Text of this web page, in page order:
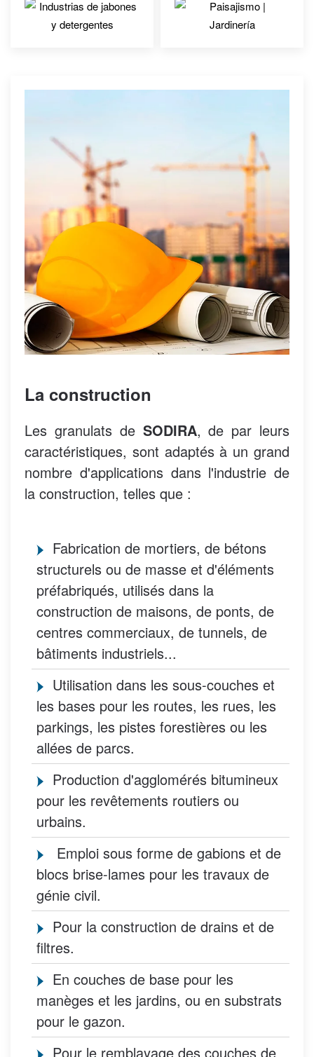
La construction
Les granulats de SODIRA, de par leurs
caractéristiques, sont adaptés à un grand
nombre d'applications dans l'industrie de
la construction, telles que :
Fabrication de mortiers, de bétons
structurels ou de masse et d'éléments
préfabriqués, utilisés dans la
construction de maisons, de ponts, de
centres commerciaux, de tunnels, de
bâtiments industriels...
Utilisation dans les sous-couches et
les bases pour les routes, les rues, les
parkings, les pistes forestières ou les
allées de parcs.
Production d'agglomérés bitumineux
pour les revêtements routiers ou
urbains.
Emploi sous forme de gabions et de
blocs brise-lames pour les travaux de
génie civil.
Pour la construction de drains et de
filtres.
En couches de base pour les
manèges et les jardins, ou en substrats
pour le gazon.
Pour le remblayage des couches de